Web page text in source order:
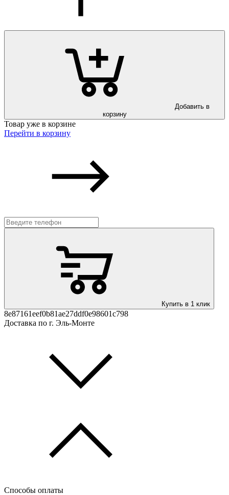
корзину
Товар уже в корзине
Перейти в корзину
Купить в 1 клик
8e87161eef0b81ae27ddf0e98601c798
Доставка по г. Эль-Монте
Способы оплаты